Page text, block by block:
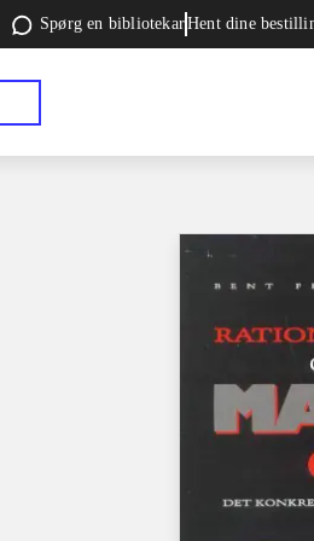
Spørg en bibliotekarHent dine